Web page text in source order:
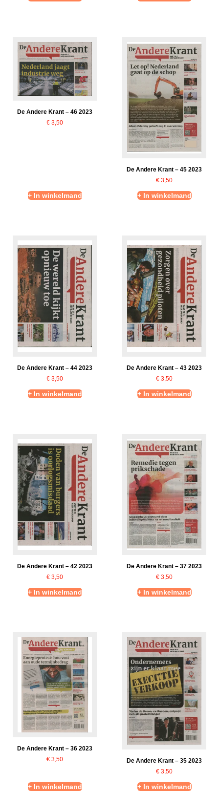
De Andere Krant – 46 2023
€ 3,50
+ In winkelmand
De Andere Krant – 45 2023
€ 3,50
+ In winkelmand
De Andere Krant – 44 2023
€ 3,50
+ In winkelmand
De Andere Krant – 43 2023
€ 3,50
+ In winkelmand
De Andere Krant – 42 2023
€ 3,50
+ In winkelmand
De Andere Krant – 37 2023
€ 3,50
+ In winkelmand
De Andere Krant – 36 2023
€ 3,50
+ In winkelmand
De Andere Krant – 35 2023
€ 3,50
+ In winkelmand